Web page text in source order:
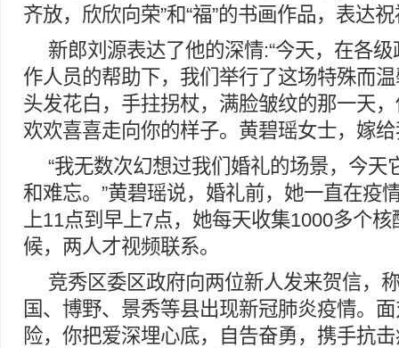
齐放，欣欣向荣”和“福”的书画作品，表达
新郎刘源表达了他的深情:“今天，在各
作人员的帮助下，我们举行了这场特殊而
头发花白，手拄拐杖，满脸皱纹的那一天
欢欢喜喜走向你的样子。黄碧瑶女士，嫁给
“我无数次幻想过我们婚礼的场景，今天
和难忘。”黄碧瑶说，婚礼前，她一直在疫
上11点到早上7点，她每天收集1000多个
候，两人才视频联系。
竞秀区委区政府向两位新人发来贺信，
国、博野、景秀等县出现新冠肺炎疫情。
险，你把爱深埋心底，自告奋勇，携手抗